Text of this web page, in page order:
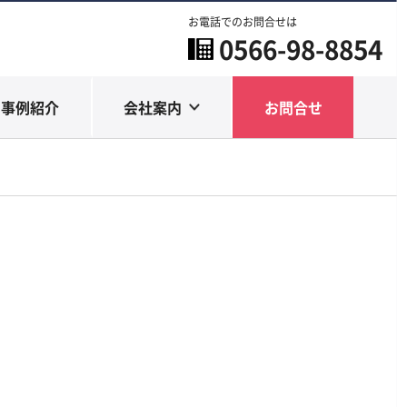
お電話でのお問合せは
0566-98-8854
事例紹介 会社案内 お問合せ